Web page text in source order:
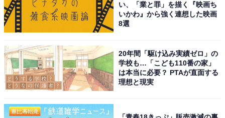
い、「業と罪」を描く『映画ち
いかわ』から強く連想した映画
8選
20年間「駆け込み実績ゼロ」の
学校も…「こども110番の家」
は本当に必要？ PTAが直面する
理想と現実